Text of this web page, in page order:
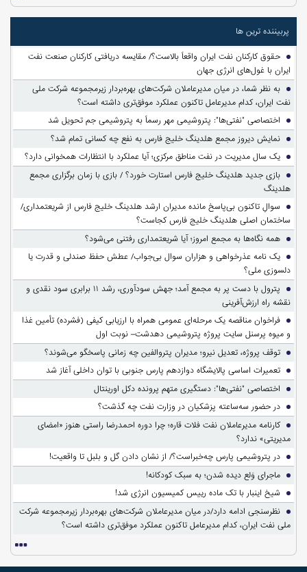
پربیننده ترین ها
حقوق کارکنان نفت ایران واقعاً بالاست؟/ مقایسه دریافتی کارکنان صنعت نفت
ایران با غول‌های انرژی جهان
به نظر شما، در میان مدیرعاملان شرکت‌های بهره‌بردار زیرمجموعه شرکت ملی
نفت ایران، کدام مدیرعامل تاکنون عملکرد موفق‌تری داشته است؟
اختصاصی "نفتی‌ها": پتروشیمی مهر رسماً به پتروشیمی جم تحویل شد
نمایش دیروز مجمع هلدینگ خلیج فارس به نفع چه کسانی تمام شد؟
یک سال مدیریت در نفت مناطق مرکزی؛ آیا عملکرد با انتظارات همخوانی دارد؟
بازی جدید هلدینگ خلیج فارس استارت خورد؟ / بازی با زمان برگزاری مجمع
هلدینگ
سوالِ تاکنون بی‌پاسخ مانده مدیران ارشد هلدینگ خلیج فارس از شریعتمداری/
ساختمان اصلی هلدینگ خلیج فارس کجاست؟
همه نگاه‌ها به مجمع امروز؛ آیا شریعتمداری رفتنی می‌شود؟
یک نامه عذرخواهی و هزاران سوال بی‌جواب/ عطش حفظ صندلی و قدرت یا
دلسوزی ملی؟
پترول با دست پر به مجمع آمد؛ جهش سودآوری، رشد ۱۱ برابری سود نقدی و
نقشه راه ارزش‌آفرینی
فراخوان مناقصه یک مرحله‌ای عمومی همراه با ارزیابی کیفی (فشرده) تأمین غذا
و میوه پرسنل سایت پروژه پتروشیمی دهدشت– نوبت اول
توقف پروژه، تعدیل نیرو؛ مدیران پتروالفین چه زمانی پاسخگو می‌شوند؟
تعمیرات اساسی پالایشگاه دوازدهم پارس جنوبی با توان داخلی آغاز شد
اختصاصی "نفتی‌ها": دستگیری متهم پرونده دکل اورینتال
در حضور سه‌ساعته پزشکیان در وزارت نفت چه گذشت؟
کارنامه مدیرعاملان نفت فلات قاره؛ چرا دوره احمدرضا راستی هنوز «امضای
مدیریتی» ندارد؟
در پتروشیمی پارس چه‌خبراست؟/ از نشان دادن گل و بلبل تا واقعیت!
ماجرای وَلع دیده شدن؛ به سبک کودکانه!
شیخ اینبار با تک ماده رییس کمیسیون انرژی شد!
نظرسنجی ادامه دارد/در میان مدیرعاملان شرکت‌های بهره‌بردار زیرمجموعه شرکت
ملی نفت ایران، کدام مدیرعامل تاکنون عملکرد موفق‌تری داشته است؟